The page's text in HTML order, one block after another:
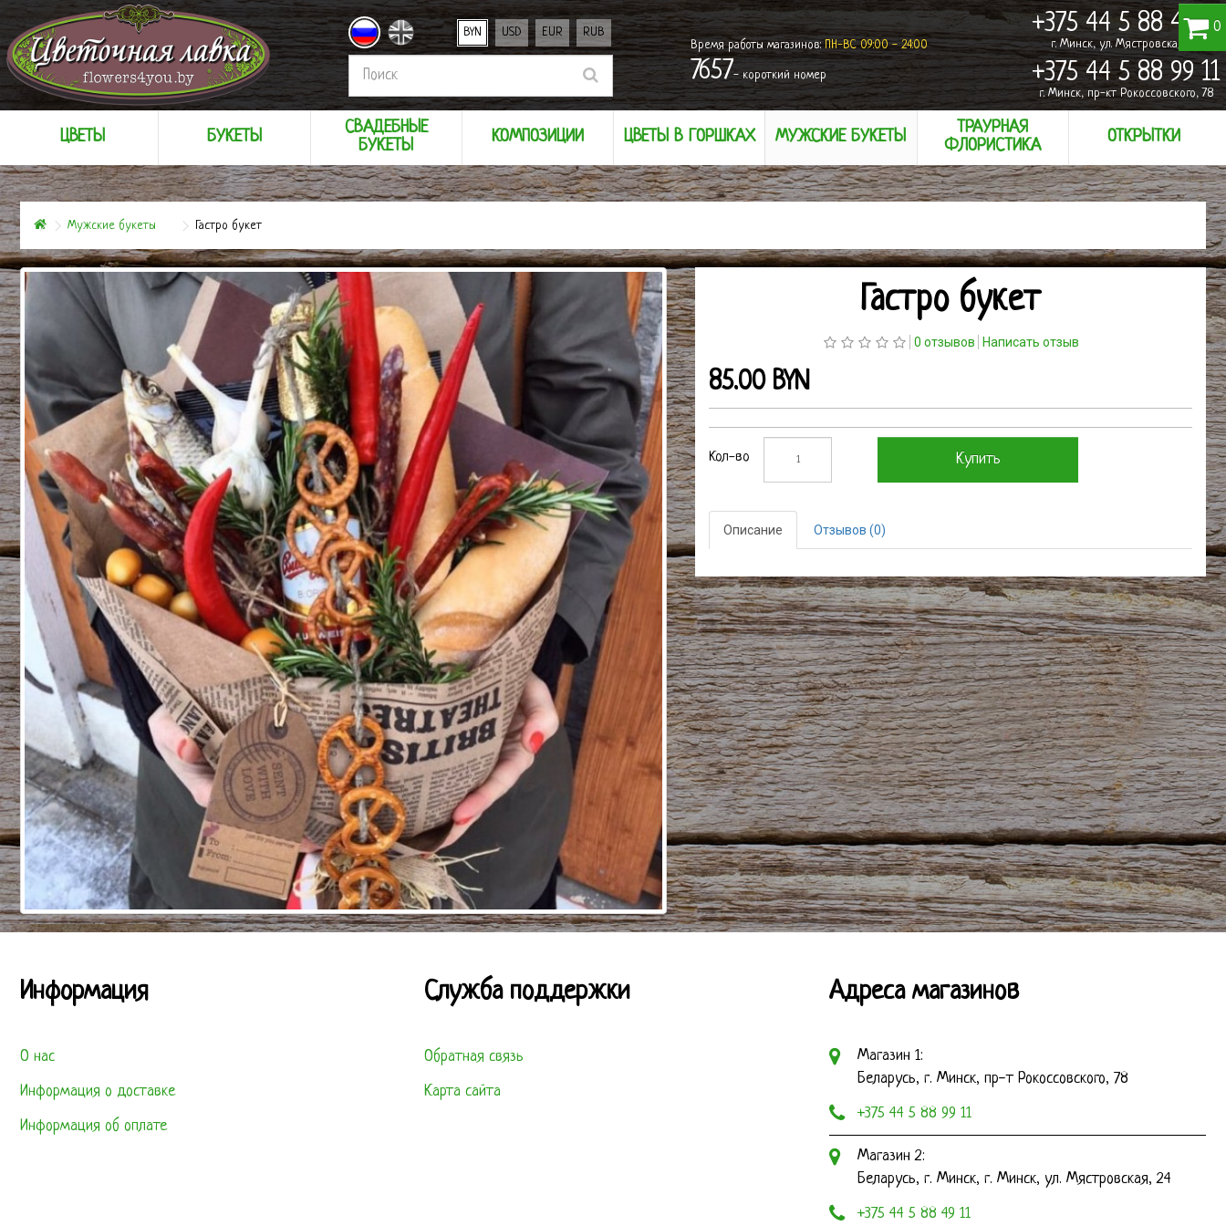
BYN USD EUR
RUB
Время работы магазинов:ПН-ВС 09:00 - 24:00
7657- короткий номер
+375 44 5 88 49 11
г. Минск, ул. Мястровская, 24
+375 44 5 88 99 11
г. Минск, пр-кт Рокоссовского, 78
0
ЦВЕТЫ БУКЕТЫ
СВАДЕБНЫЕ
БУКЕТЫ
КОМПОЗИЦИИ ЦВЕТЫ В ГОРШКАХ МУЖСКИЕ БУКЕТЫ
ТРАУРНАЯ
ФЛОРИСТИКА
ОТКРЫТКИ
Мужские букеты Гастро букет
Гастро букет
0 отзывов Написать отзыв
85.00 BYN
Кол-во Купить
Описание Отзывов (0)
Информация
О нас
Информация о доставке
Информация об оплате
Служба поддержки
Обратная связь
Карта сайта
Адреса магазинов
Магазин 1:
Беларусь, г. Минск, пр-т Рокоссовского, 78
+375 44 5 88 99 11
Магазин 2:
Беларусь, г. Минск, г. Минск, ул. Мястровская, 24
+375 44 5 88 49 11